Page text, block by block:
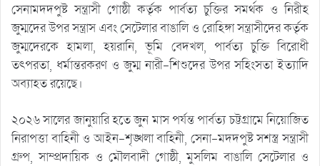
সেনামদদপুষ্ট সন্ত্রাসী গোষ্ঠী কর্তৃক পার্বত্য চুক্তির সমর্থক ও নিরীহ
জুম্মদের উপর সন্ত্রাস এবং সেটেলার বাঙালি ও রোহিঙ্গা সন্ত্রাসীদের কর্তৃক
জুম্মদেরকে হামলা, হয়রানি, ভূমি বেদখল, পার্বত্য চুক্তি বিরোধী
তৎপরতা, ধর্মান্তরকরণ ও জুম্ম নারী-শিশুদের উপর সহিংসতা ইত্যাদি
অব্যাহত রয়েছে।
২০২৬ সালের জানুয়ারি হতে জুন মাস পর্যন্ত পার্বত্য চট্টগ্রামে নিয়োজিত
নিরাপত্তা বাহিনী ও আইন-শৃঙ্খলা বাহিনী, সেনা-মদদপুষ্ট সশস্ত্র সন্ত্রাসী
গ্রুপ, সাম্প্রদায়িক ও মৌলবাদী গোষ্ঠী, মুসলিম বাঙালি সেটেলার ও